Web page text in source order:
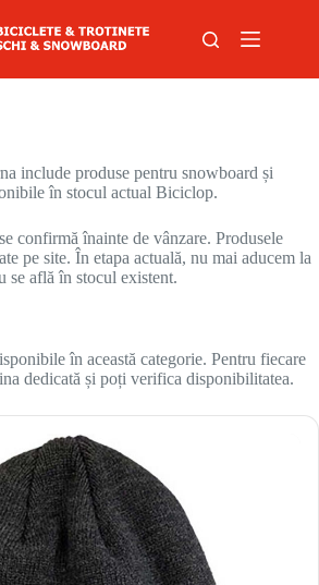
include produse pentru snowboard și
în stocul actual Biciclop.
confirmă înainte de vânzare. Produsele
pe site. În etapa actuală, nu mai aducem la
se află în stocul existent.
în această categorie. Pentru fiecare
dedicată și poți verifica disponibilitatea.